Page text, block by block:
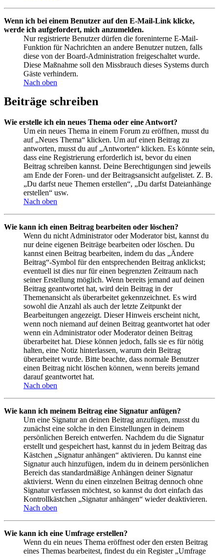
Wenn ich bei einem Benutzer auf den E-Mail-Link klicke,
werde ich aufgefordert, mich anzumelden.
Nur registrierte Benutzer dürfen die foreninterne E-Mail-
Funktion für Nachrichten an andere Benutzer nutzen, falls
diese von der Board-Administration freigeschaltet wurde.
Diese Maßnahme soll den Missbrauch dieses Systems durch
Gäste verhindern.
Nach oben
Beiträge schreiben
Wie erstelle ich ein neues Thema oder eine Antwort?
Um ein neues Thema in einem Forum zu eröffnen, musst du
auf „Neues Thema“ klicken. Um auf einen Beitrag zu
antworten, musst du auf „Antworten“ klicken. Es könnte sein,
dass eine Registrierung erforderlich ist, bevor du einen
Beitrag schreiben kannst. Deine Berechtigungen sind jeweils
am Ende der Foren- und der Beitragsansicht aufgelistet. Z. B.
„Du darfst neue Themen erstellen“, „Du darfst Dateianhänge
erstellen“ usw.
Nach oben
Wie kann ich einen Beitrag bearbeiten oder löschen?
Wenn du nicht Administrator oder Moderator bist, kannst du
nur deine eigenen Beiträge bearbeiten oder löschen. Du
kannst einen Beitrag bearbeiten, indem du das „Ändere
Beitrag“-Symbol für den entsprechenden Beitrag anklickst;
eventuell ist dies nur für einen begrenzten Zeitraum nach
seiner Erstellung möglich. Wenn bereits jemand auf deinen
Beitrag geantwortet hat, wird dein Beitrag in der
Themenansicht als überarbeitet gekennzeichnet. Es wird
sowohl die Anzahl als auch der letzte Zeitpunkt der
Bearbeitungen angezeigt. Dieser Hinweis erscheint nicht,
wenn noch niemand auf deinen Beitrag geantwortet hat oder
wenn ein Administrator oder Moderator deinen Beitrag
überarbeitet hat. Diese können jedoch, falls sie es für nötig
halten, eine Notiz hinterlassen, warum dein Beitrag
überarbeitet wurde. Bitte beachte, dass normale Benutzer
einen Beitrag nicht löschen können, wenn bereits jemand
darauf geantwortet hat.
Nach oben
Wie kann ich meinem Beitrag eine Signatur anfügen?
Um eine Signatur an deinen Beitrag anzufügen, musst du
zunächst eine solche in den Einstellungen in deinem
persönlichen Bereich entwerfen. Nachdem du die Signatur
erstellt und gespeichert hast, kannst du in jedem Beitrag das
Kästchen „Signatur anhängen“ aktivieren. Du kannst eine
Signatur auch hinzufügen, indem du in deinem persönlichen
Bereich das standardmäßige Anhängen deiner Signatur
aktivierst. Wenn du einen einzelnen Beitrag dennoch ohne
Signatur verfassen möchtest, so kannst du dort einfach das
Kontrollkästchen „Signatur anhängen“ wieder deaktivieren.
Nach oben
Wie kann ich eine Umfrage erstellen?
Wenn du ein neues Thema eröffnest oder den ersten Beitrag
eines Themas bearbeitest, findest du ein Register „Umfrage